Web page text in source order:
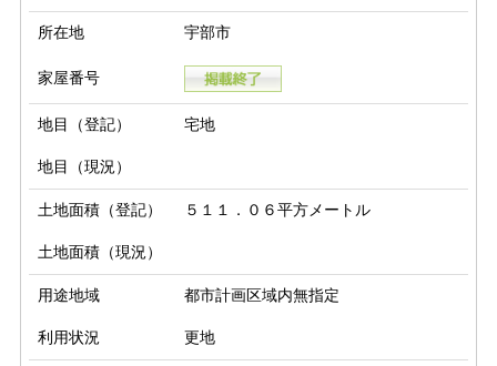
所在地 宇部市
家屋番号
地目（登記） 宅地
地目（現況）
土地面積（登記） ５１１．０６平方メートル
土地面積（現況）
用途地域 都市計画区域内無指定
利用状況 更地